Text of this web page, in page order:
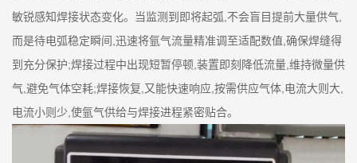
敏锐感知焊接状态变化。当监测到即将起弧,不会盲目提前大量供气,
而是待电弧稳定瞬间,迅速将氩气流量精准调至适配数值,确保焊缝得
到充分保护;焊接过程中出现短暂停顿,装置即刻降低流量,维持微量供
气,避免气体空耗;焊接恢复,又能快速响应,按需供应气体,电流大则大,
电流小则少,使氩气供给与焊接进程紧密贴合。